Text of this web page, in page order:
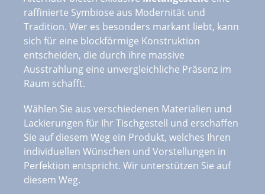
raffinierte Symbiose aus Modernität und
Tradition. Wer es besonders markant liebt, kann
sich für eine blockförmige Konstruktion
entscheiden, die durch ihre massive
Ausstrahlung eine unvergleichliche Präsenz im
Raum schafft.
Wählen Sie aus verschiedenen Materialien und
Lackierungen für Ihr Tischgestell und erschaffen
Sie auf diesem Weg ein Produkt, welches Ihren
individuellen Wünschen und Vorstellungen in
Perfektion entspricht. Wir unterstützen Sie auf
diesem Weg.